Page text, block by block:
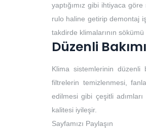
yaptığımız gibi ihtiyaca
rulo haline getirip demontaj
takdirde klimalarının
Düzenli
Klima sistemlerinin düzenli
filtrelerin temizlenmesi,
edilmesi gibi çeşitli
kalitesi iyileşir.
Sayfamızı Paylaşın